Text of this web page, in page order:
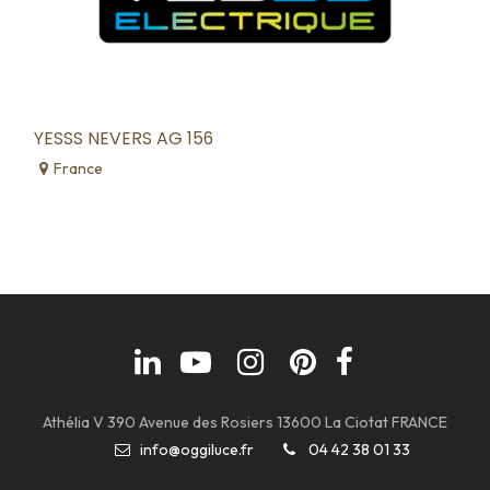
YESSS NEVERS AG 156
France
Athélia V 390 Avenue des Rosiers 13600 La Ciotat FRANCE
info@oggiluce.fr
04 42 38 01 33